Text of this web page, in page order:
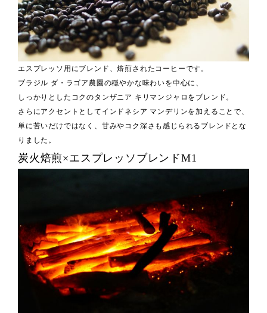
エスプレッソ用にブレンド、焙煎されたコーヒーです。
ブラジル ダ・ラゴア農園の穏やかな味わいを中心に、
しっかりとしたコクのタンザニア キリマンジャロをブレンド。
さらにアクセントとしてインドネシア マンデリンを加えることで、
単に苦いだけではなく、甘みやコク深さも感じられるブレンドとな
りました。
炭火焙煎×エスプレッソブレンドM1